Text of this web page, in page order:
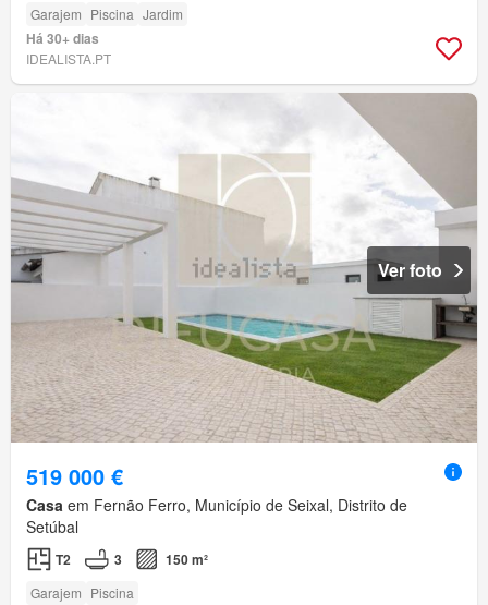
Garajem Piscina Jardim
Há 30+ dias
IDEALISTA.PT
Ver foto
519 000 €
Casa em Fernão Ferro, Município de Seixal, Distrito de
Setúbal
T2 3 150 m²
Garajem Piscina